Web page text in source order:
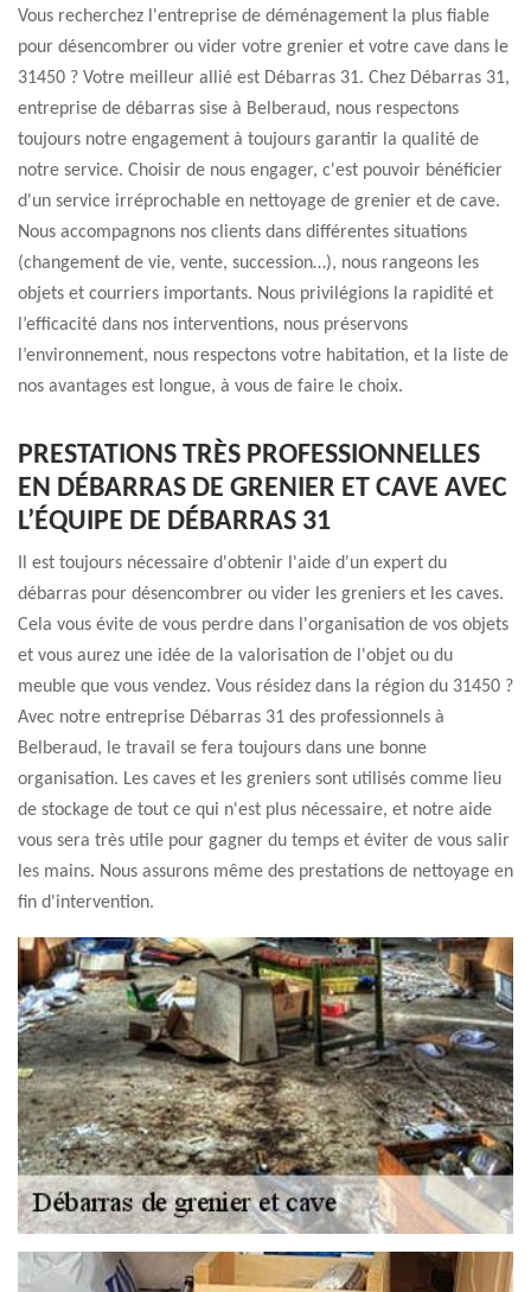
Vous recherchez l'entreprise de déménagement la plus fiable
pour désencombrer ou vider votre grenier et votre cave dans le
31450 ? Votre meilleur allié est Débarras 31. Chez Débarras 31,
entreprise de débarras sise à Belberaud, nous respectons
toujours notre engagement à toujours garantir la qualité de
notre service. Choisir de nous engager, c'est pouvoir bénéficier
d'un service irréprochable en nettoyage de grenier et de cave.
Nous accompagnons nos clients dans différentes situations
(changement de vie, vente, succession…), nous rangeons les
objets et courriers importants. Nous privilégions la rapidité et
l’efficacité dans nos interventions, nous préservons
l’environnement, nous respectons votre habitation, et la liste de
nos avantages est longue, à vous de faire le choix.
PRESTATIONS TRÈS PROFESSIONNELLES
EN DÉBARRAS DE GRENIER ET CAVE AVEC
L’ÉQUIPE DE DÉBARRAS 31
Il est toujours nécessaire d'obtenir l'aide d'un expert du
débarras pour désencombrer ou vider les greniers et les caves.
Cela vous évite de vous perdre dans l'organisation de vos objets
et vous aurez une idée de la valorisation de l'objet ou du
meuble que vous vendez. Vous résidez dans la région du 31450 ?
Avec notre entreprise Débarras 31 des professionnels à
Belberaud, le travail se fera toujours dans une bonne
organisation. Les caves et les greniers sont utilisés comme lieu
de stockage de tout ce qui n'est plus nécessaire, et notre aide
vous sera très utile pour gagner du temps et éviter de vous salir
les mains. Nous assurons même des prestations de nettoyage en
fin d'intervention.